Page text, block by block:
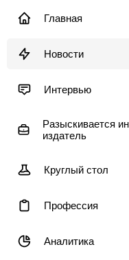
Главная
Новости
Интервью
Разыскивается
издатель
Круглый стол
Профессия
Аналитика